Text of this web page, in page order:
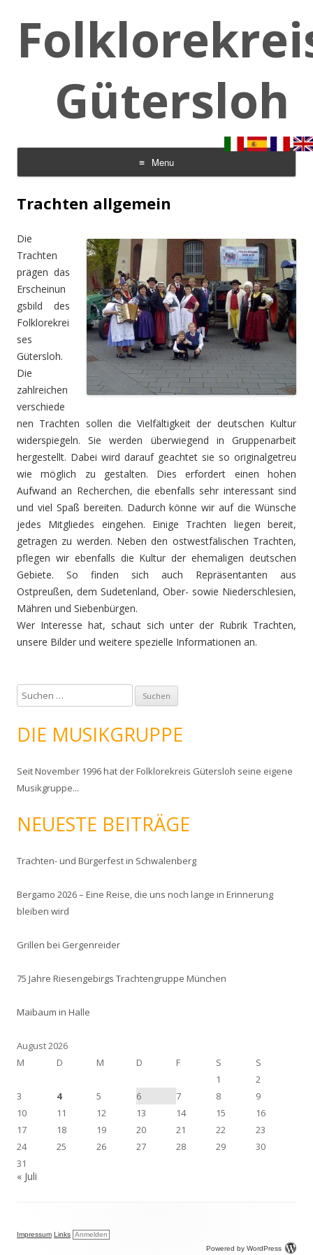
Gütersloh
Menu
Skip to content
Trachten allgemein
Die
Trachten
prägen das
Erscheinun
gsbild des
Folklorekrei
ses
Gütersloh.
Die
zahlreichen
verschiede
nen Trachten sollen die Vielfältigkeit der deutschen Kultur
widerspiegeln. Sie werden überwiegend in Gruppenarbeit
hergestellt. Dabei wird darauf geachtet sie so originalgetreu
wie möglich zu gestalten. Dies erfordert einen hohen
Aufwand an Recherchen, die ebenfalls sehr interessant sind
und viel Spaß bereiten. Dadurch könne wir auf die Wünsche
jedes Mitgliedes eingehen. Einige Trachten liegen bereit,
getragen zu werden. Neben den ostwestfälischen Trachten,
pflegen wir ebenfalls die Kultur der ehemaligen deutschen
Gebiete. So finden sich auch Repräsentanten aus
Ostpreußen, dem Sudetenland, Ober- sowie Niederschlesien,
Mähren und Siebenbürgen.
Wer Interesse hat, schaut sich unter der Rubrik Trachten,
unsere Bilder und weitere spezielle Informationen an.
u
c
h
n
n
:
DIE MUSIKGRUPPE
Seit November 1996 hat der Folklorekreis Gütersloh seine eigene
Musikgruppe...
NEUESTE BEITRÄGE
Trachten- und Bürgerfest in Schwalenberg
Bergamo 2026 – Eine Reise, die uns noch lange in Erinnerung
bleiben wird
Grillen bei Gergenreider
75 Jahre Riesengebirgs Trachtengruppe München
Maibaum in Halle
August 2026
M
D M D F S
S
1
2
3
4 5 6 7 8
9
10
11 12 13 14 15
16
17
18 19 20 21 22
23
24
25 26 27 28 29
30
31
« Juli
Impressum Links Anmelden
Powered by WordPress